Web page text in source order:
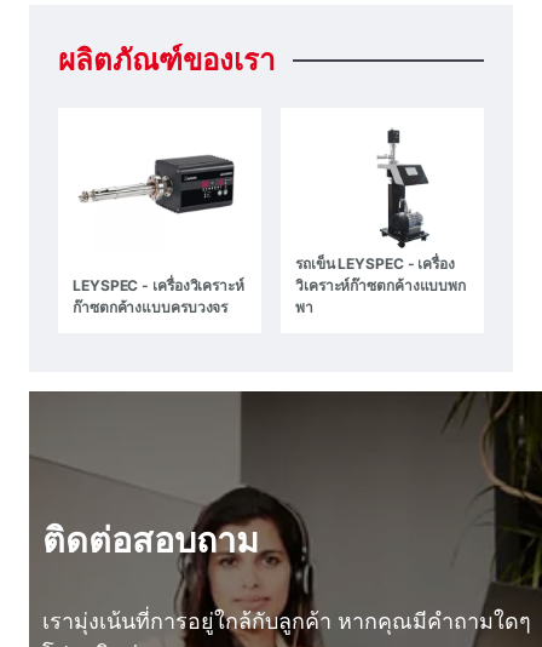
ผลิตภัณฑ์ของเรา
LEYSPEC - เครื่องวิเคราะห์
ก๊าซตกค้างแบบครบวงจร
รถเข็น LEYSPEC - เครื่อง
วิเคราะห์ก๊าซตกค้างแบบพก
พา
ติดต่อสอบถาม
เรามุ่งเน้นที่การอยู่ใกล้กับลูกค้า หากคุณมีคําถามใดๆ